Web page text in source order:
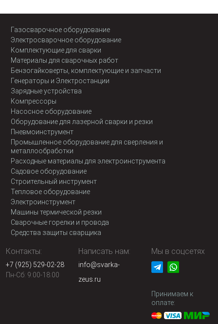
Газосварочное оборудование
Электросварочное оборудование
Комплектующие для сварки
Материалы для сварочных работ
Бензогайковерты, комплектующие и запчасти
Генераторы и Электростанции
Зарядные устройства
Компрессоры
Насосное оборудование
Оборудование для лазерной сварки и резки
Пневмоинструмент
Промышленное оборудование для сверления и
металлообработки
Расходные материалы для электроинструмента
Садовое оборудование
Строительный инструмент
Тепловое оборудование
Электроинструмент
Машины термической резки
Сварочные горелки и провода
Средства защиты сварщика
Контакты:
+7 (925) 529-02-28
Пн-Сб: 9:00-18:00
Написать нам:
info@svarka-
zeus.ru
Мы в соцсетях
Принимаем к
оплате: